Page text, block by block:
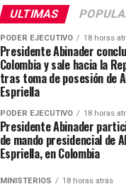
ULTIMAS
PODER EJECUTIVO 18 horas
Presidente Abinader
Colombia y sale hacia la
tras toma de posesión de
Espriella
PODER EJECUTIVO 18 horas
Presidente Abinader
de mando presidencial de
Espriella, en Colombia
MINISTERIOS 18 horas atrás